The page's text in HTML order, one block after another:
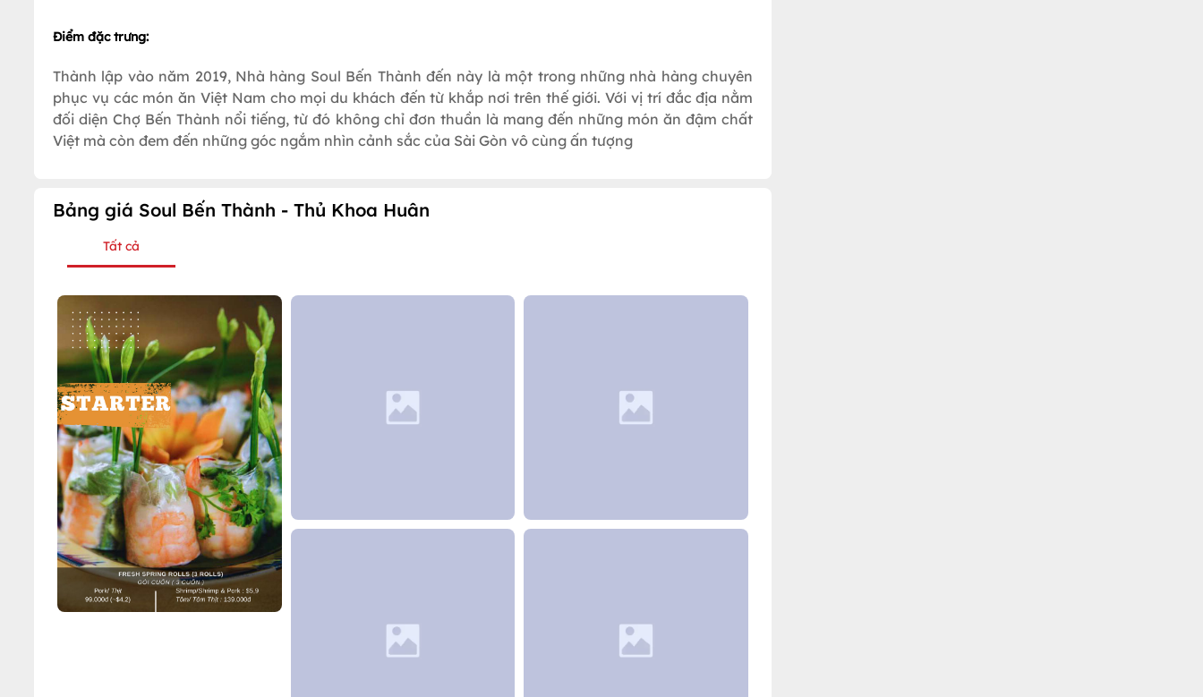
Điểm đặc trưng:
Thành lập vào năm 2019, Nhà hàng Soul Bến Thành đến này là một trong những nhà hàng chuyên
phục vụ các món ăn Việt Nam cho mọi du khách đến từ khắp nơi trên thế giới. Với vị trí đắc địa nằm
đối diện Chợ Bến Thành nổi tiếng, từ đó không chỉ đơn thuần là mang đến những món ăn đậm chất
Việt mà còn đem đến những góc ngắm nhìn cảnh sắc của Sài Gòn vô cùng ấn tượng
Bảng giá Soul Bến Thành - Thủ Khoa Huân
Tất cả